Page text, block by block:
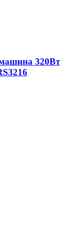
320Вт